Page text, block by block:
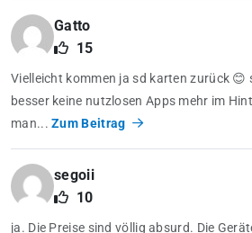
Gatto
15
Vielleicht kommen ja sd karten zurück 😊
besser keine nutzlosen Apps mehr im
man...Zum Beitrag
segoii
10
ja. Die Preise sind völlig absurd. Die